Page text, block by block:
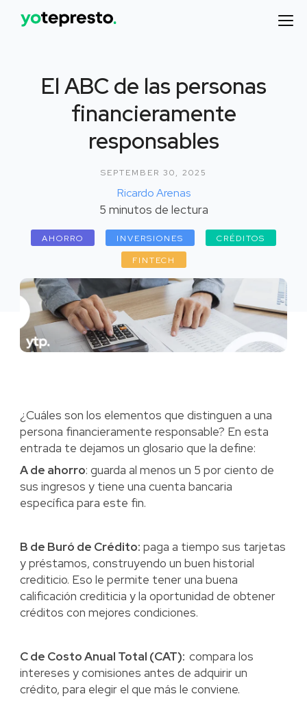
El ABC de las personas
financieramente
responsables
SEPTEMBER 30, 2025
Ricardo Arenas
5 minutos de lectura
AHORRO INVERSIONES
CRÉDITOS
FINTECH
¿Cuáles son los elementos que distinguen a una
persona financieramente responsable? En esta
entrada te dejamos un glosario que la define:
A de ahorro: guarda al menos un 5 por ciento de
sus ingresos y tiene una cuenta bancaria
específica para este fin.
B de Buró de Crédito: paga a tiempo sus tarjetas
y préstamos, construyendo un buen historial
crediticio. Eso le permite tener una buena
calificación crediticia y la oportunidad de obtener
créditos con mejores condiciones.
C de Costo Anual Total (CAT): compara los
intereses y comisiones antes de adquirir un
crédito, para elegir el que más le conviene.